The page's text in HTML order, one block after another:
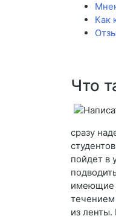
Как
Что
сразу
пойдет в
имеющие
течением
из